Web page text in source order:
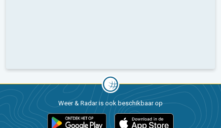
Weer & Radar is ook beschikbaar op